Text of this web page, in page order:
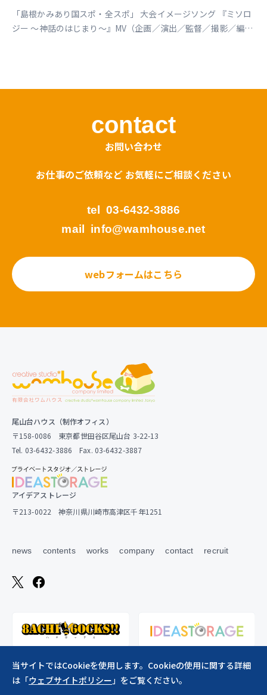
「島根かみあり国スポ・全スポ」 大会イメージソング 『ミソロ
ジー ～神話のはじまり～』MV（企画／演出／監督／撮影／編
contact
お問い合わせ
お仕事のご依頼など お気軽にご相談ください
tel 03-6432-3886
mail info@wamhouse.net
webフォームはこちら
尾山台ハウス（制作オフィス）
〒158-0086 東京都世田谷区尾山台 3-22-13
Tel. 03-6432-3886 Fax. 03-6432-3887
アイデアストレージ
〒213-0022 神奈川県川崎市高津区千年1251
news contents works company contact recruit
当サイトではCookieを使用します。Cookieの使用に関する詳細
は「ウェブサイトポリシー」をご覧ください。